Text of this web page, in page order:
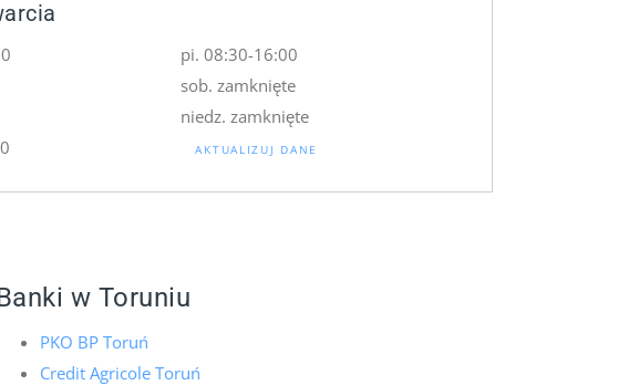
pi. 08:30-16:00
sob. zamknięte
niedz. zamknięte
AKTUALIZUJ DANE
w Toruniu
PKO BP Toruń
Credit Agricole Toruń